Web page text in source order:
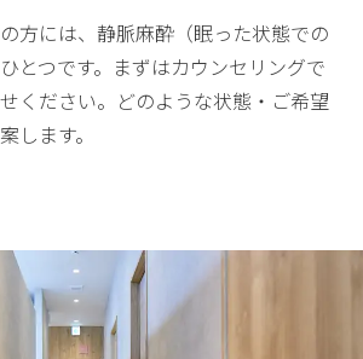
方には、静脈麻酔（眠った状態での
とつです。まずはカウンセリングで
ください。どのような状態・ご希望
します。